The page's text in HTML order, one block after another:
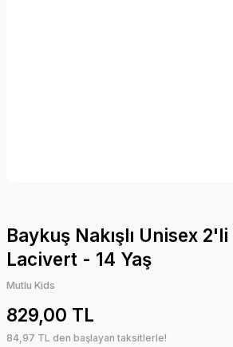
Baykuş Nakışlı Unisex 2'li
Lacivert - 14 Yaş
Mutlu Kids
829,00 TL
84,97 TL den başlayan taksitlerle!